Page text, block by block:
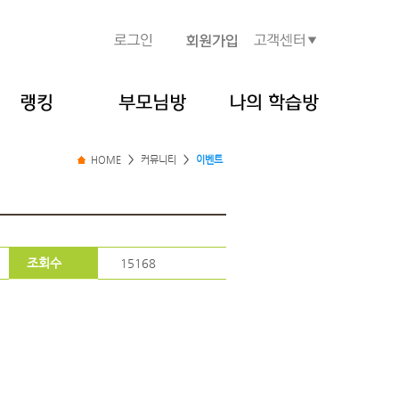
HOME > 커뮤니티 > 이벤트
조회수 15168